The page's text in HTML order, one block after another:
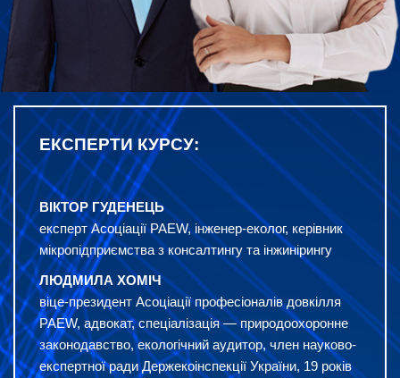
ЕКСПЕРТИ КУРСУ:
ВІКТОР ГУДЕНЕЦЬ
експерт Асоціації PAEW, інженер-еколог, керівник
мікропідприємства з консалтингу та інжинірингу
ЛЮДМИЛА ХОМІЧ
віце-президент Асоціації професіоналівдовкілля
PAEW, адвокат, спеціалізація —природоохоронне
законодавство,екологічний аудитор, член науково-
експертної ради Держекоінспекції України, 19 років